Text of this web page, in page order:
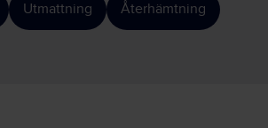
Utmattning Återhämtning